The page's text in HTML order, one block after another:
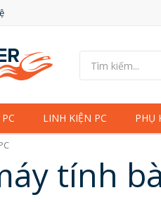
LINH KIỆN PC PHỤ
tính